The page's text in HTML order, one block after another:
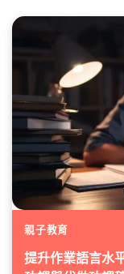
親子教育
提升作業語言水